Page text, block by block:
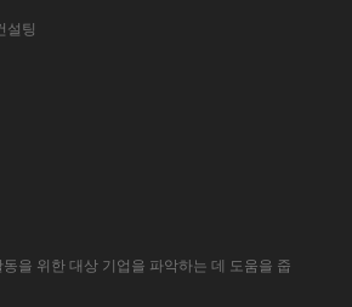
설팅
을 위한 대상 기업을 파악하는 데 도움을 줍